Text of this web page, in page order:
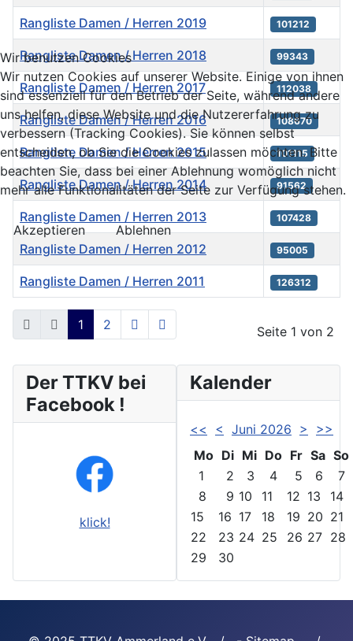
Beiträge
Rangliste Damen / Herren 2019 101212
Rangliste Damen / Herren 2018 99343
Rangliste Damen / Herren 2017 112038
Rangliste Damen / Herren 2016 108670
Rangliste Damen / Herren 2015 101115
Rangliste Damen / Herren 2014 91562
Rangliste Damen / Herren 2013 107428
Rangliste Damen / Herren 2012 95005
Rangliste Damen / Herren 2011 126312
Seite 1 von 2
1 2
Der TTKV bei
Facebook !
klick!
Kalender
<< < Juni 2026 >
>>
Mo Di Mi Do Fr Sa So
1
2 3 4 5 6
7
8
9 10 11 12 13
14
15
16 17 18 19 20 21
22
23 24 25 26 27 28
29
30
Wir benutzen Cookies
Wir nutzen Cookies auf unserer Website. Einige von ihnen
sind essenziell für den Betrieb der Seite, während andere
uns helfen, diese Website und die Nutzererfahrung zu
verbessern (Tracking Cookies). Sie können selbst
entscheiden, ob Sie die Cookies zulassen möchten. Bitte
beachten Sie, dass bei einer Ablehnung womöglich nicht
mehr alle Funktionalitäten der Seite zur Verfügung stehen.
Akzeptieren Ablehnen